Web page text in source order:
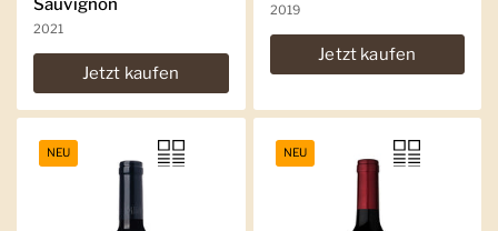
Sauvignon
2021
Jetzt kaufen
2019
Jetzt kaufen
NEU NEU